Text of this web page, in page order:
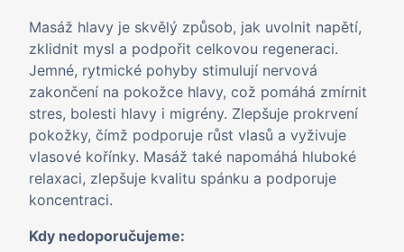
Masáž hlavy je skvělý způsob, jak uvolnit napětí,
zklidnit mysl a podpořit celkovou regeneraci.
Jemné, rytmické pohyby stimulují nervová
zakončení na pokožce hlavy, což pomáhá zmírnit
stres, bolesti hlavy i migrény. Zlepšuje prokrvení
pokožky, čímž podporuje růst vlasů a vyživuje
vlasové kořínky. Masáž také napomáhá hluboké
relaxaci, zlepšuje kvalitu spánku a podporuje
koncentraci.
Kdy nedoporučujeme: